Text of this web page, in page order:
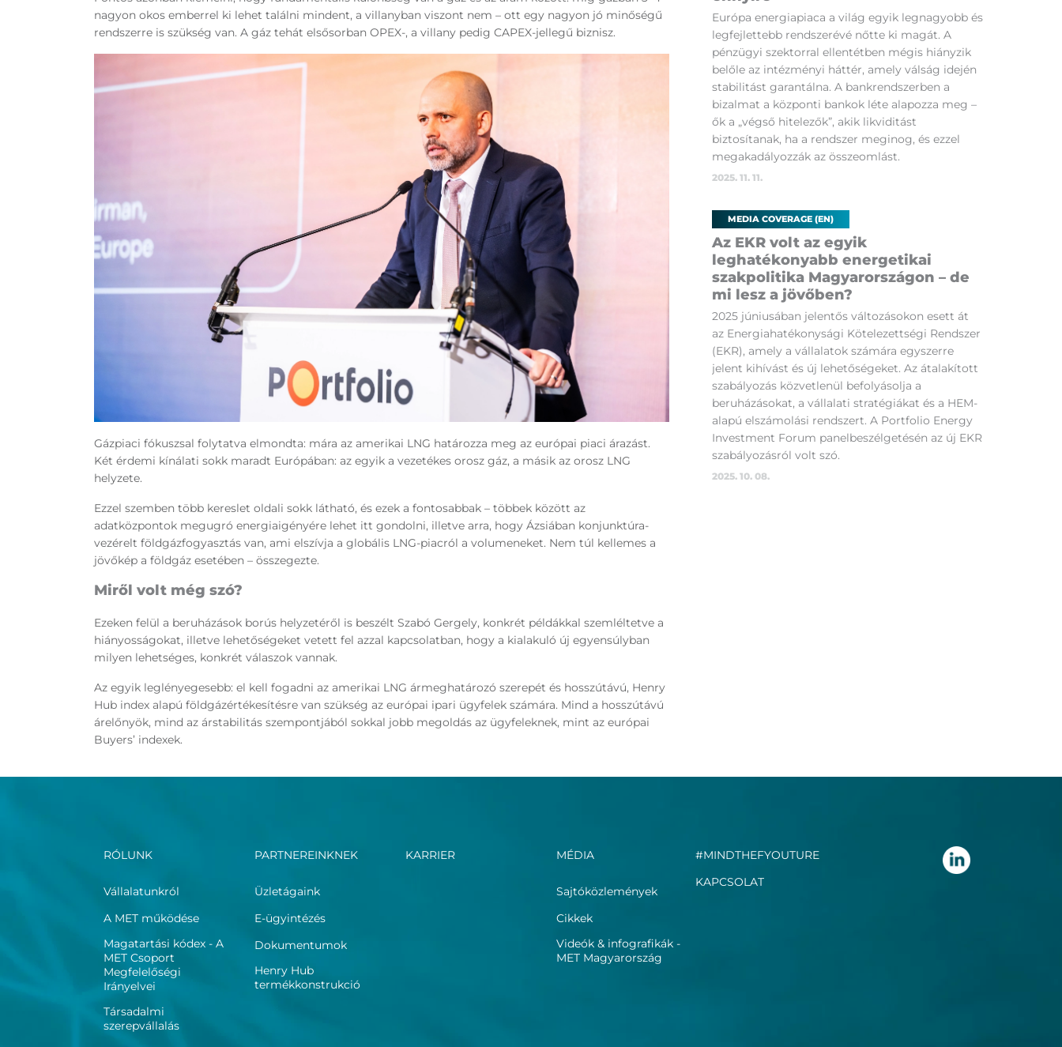
nagyon okos emberrel ki lehet találni mindent, a villanyban viszont nem – ott egy nagyon jó minőségű
rendszerre is szükség van. A gáz tehát elsősorban OPEX-, a villany pedig CAPEX-jellegű biznisz.
Gázpiaci fókuszsal folytatva elmondta: mára az amerikai LNG határozza meg az európai piaci árazást.
Két érdemi kínálati sokk maradt Európában: az egyik a vezetékes orosz gáz, a másik az orosz LNG
helyzete.
Ezzel szemben több kereslet oldali sokk látható, és ezek a fontosabbak – többek között az
adatközpontok megugró energiaigényére lehet itt gondolni, illetve arra, hogy Ázsiában konjunktúra-
vezérelt földgázfogyasztás van, ami elszívja a globális LNG-piacról a volumeneket. Nem túl kellemes a
jövőkép a földgáz esetében – összegezte.
Miről volt még szó?
Ezeken felül a beruházások borús helyzetéről is beszélt Szabó Gergely, konkrét példákkal szemléltetve a
hiányosságokat, illetve lehetőségeket vetett fel azzal kapcsolatban, hogy a kialakuló új egyensúlyban
milyen lehetséges, konkrét válaszok vannak.
Az egyik leglényegesebb: el kell fogadni az amerikai LNG ármeghatározó szerepét és hosszútávú, Henry
Hub index alapú földgázértékesítésre van szükség az európai ipari ügyfelek számára. Mind a hosszútávú
árelőnyök, mind az árstabilitás szempontjából sokkal jobb megoldás az ügyfeleknek, mint az európai
Buyers’ indexek.
Európa energiapiaca a világ egyik legnagyobb és
legfejlettebb rendszerévé nőtte ki magát. A
pénzügyi szektorral ellentétben mégis hiányzik
belőle az intézményi háttér, amely válság idején
stabilitást garantálna. A bankrendszerben a
bizalmat a központi bankok léte alapozza meg –
ők a „végső hitelezők”, akik likviditást
biztosítanak, ha a rendszer meginog, és ezzel
megakadályozzák az összeomlást.
2025. 11. 11.
MEDIA COVERAGE (EN)
Az EKR volt az egyik
leghatékonyabb energetikai
szakpolitika Magyarországon – de
mi lesz a jövőben?
2025 júniusában jelentős változásokon esett át
az Energiahatékonysági Kötelezettségi Rendszer
(EKR), amely a vállalatok számára egyszerre
jelent kihívást és új lehetőségeket. Az átalakított
szabályozás közvetlenül befolyásolja a
beruházásokat, a vállalati stratégiákat és a HEM-
alapú elszámolási rendszert. A Portfolio Energy
Investment Forum panelbeszélgetésén az új EKR
szabályozásról volt szó.
2025. 10. 08.
RÓLUNK
Vállalatunkról
A MET működése
Magatartási kódex - A
MET Csoport
Megfelelőségi
Irányelvei
Társadalmi
szerepvállalás
PARTNEREINKNEK
Üzletágaink
E-ügyintézés
Dokumentumok
Henry Hub
termékkonstrukció
KARRIER MÉDIA
Sajtóközlemények
Cikkek
Videók & infografikák -
MET Magyarország
#MINDTHEFYOUTURE
KAPCSOLAT